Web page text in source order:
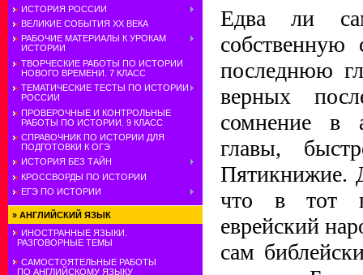
ИСТОРИЯ РОССИИ
ВЕЛИКИЕ СОБЫТИЯ ХХ ВЕКА
РАБОЧИЕ МАТЕРИАЛЫ К УРОКАМ
ИСТОРИИ
ТВОРЧЕСКИЕ РАБОТЫ ПО ИСТОРИИ
НОВОГО ВРЕМЕНИ. 7 КЛАСС
ТЕМАТИЧЕСКИЕ ТЕСТЫ ПО ИСТОРИИ
РОССИИ
ПРОВЕРОЧНЫЕ И КОНТРОЛЬНЫЕ
РАБОТЫ ПО ИСТОРИИ. 9 КЛАСС
СПРАВОЧНИК ПО ИСТОРИИ ДЛЯ
ПОДГОТОВКИ К ОГЭ
ИСТОРИЯ БЕЗ ТАЙН
КРОССВОРДЫ ПО ИСТОРИИ
ЕГЭ ПО ИСТОРИИ
» АНГЛИЙСКИЙ ЯЗЫК
ИНОСТРАННЫЕ ЯЗЫКИ.
РАЗГОВОРНЫЕ ТЕМЫ
САМОСТОЯТЕЛЬНЫЕ РАБОТЫ
ПО АНГЛИЙСКОМУ ЯЗЫКУ
Едва ли
собственную
последнюю
верных
сомнение в
главы,
Пятикнижие.
что в тот
еврейский
сам